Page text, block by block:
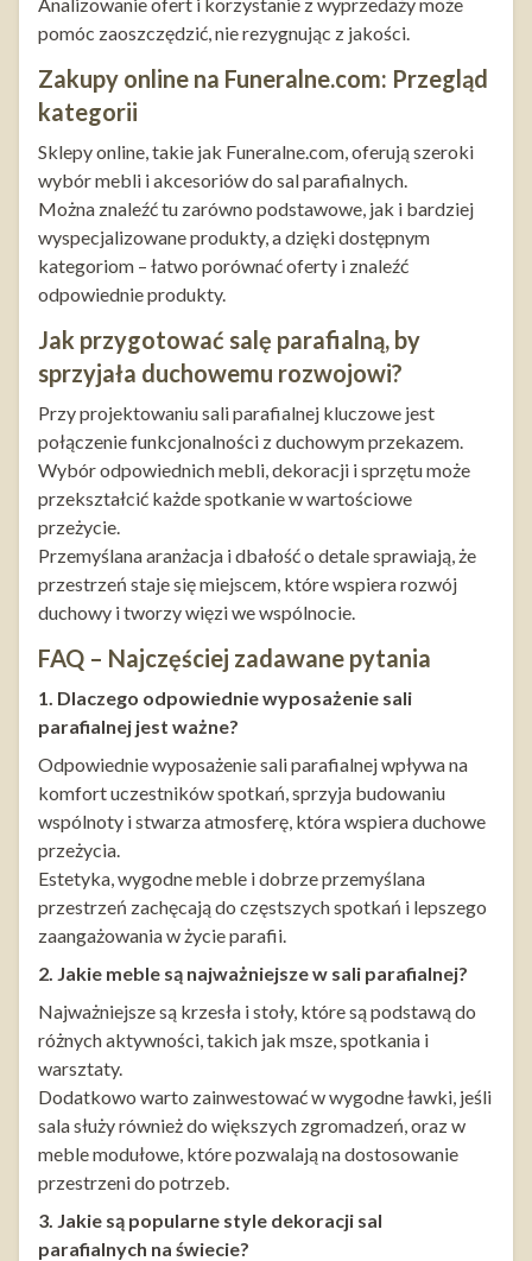
pomóc zaoszczędzić, nie rezygnując z jakości.
Zakupy online na Funeralne.com: Przegląd
kategorii
Sklepy online, takie jak Funeralne.com, oferują szeroki
wybór mebli i akcesoriów do sal parafialnych.
Można znaleźć tu zarówno podstawowe, jak i bardziej
wyspecjalizowane produkty, a dzięki dostępnym
kategoriom – łatwo porównać oferty i znaleźć
odpowiednie produkty.
Jak przygotować salę parafialną, by
sprzyjała duchowemu rozwojowi?
Przy projektowaniu sali parafialnej kluczowe jest
połączenie funkcjonalności z duchowym przekazem.
Wybór odpowiednich mebli, dekoracji i sprzętu może
przekształcić każde spotkanie w wartościowe
przeżycie.
Przemyślana aranżacja i dbałość o detale sprawiają, że
przestrzeń staje się miejscem, które wspiera rozwój
duchowy i tworzy więzi we wspólnocie.
FAQ – Najczęściej zadawane pytania
1. Dlaczego odpowiednie wyposażenie sali
parafialnej jest ważne?
Odpowiednie wyposażenie sali parafialnej wpływa na
komfort uczestników spotkań, sprzyja budowaniu
wspólnoty i stwarza atmosferę, która wspiera duchowe
przeżycia.
Estetyka, wygodne meble i dobrze przemyślana
przestrzeń zachęcają do częstszych spotkań i lepszego
zaangażowania w życie parafii.
2. Jakie meble są najważniejsze w sali parafialnej?
Najważniejsze są krzesła i stoły, które są podstawą do
różnych aktywności, takich jak msze, spotkania i
warsztaty.
Dodatkowo warto zainwestować w wygodne ławki, jeśli
sala służy również do większych zgromadzeń, oraz w
meble modułowe, które pozwalają na dostosowanie
przestrzeni do potrzeb.
3. Jakie są popularne style dekoracji sal
parafialnych na świecie?